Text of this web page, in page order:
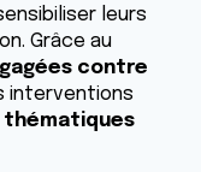
leurs
Grâce au
contre
interventions
thématiques